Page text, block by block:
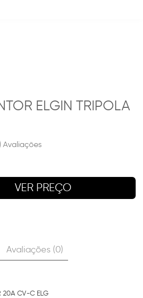
ELGIN TRIPOLA
Avaliações
VER PREÇO
Avaliações (0)
20A CV-C ELG